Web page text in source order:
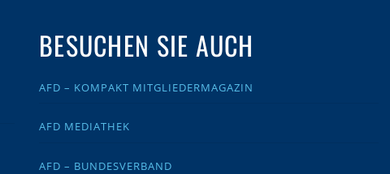
BESUCHEN SIE AUCH
AFD – KOMPAKT MITGLIEDERMAGAZIN
AFD MEDIATHEK
AFD – BUNDESVERBAND